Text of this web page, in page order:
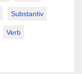
Substantiv
Verb